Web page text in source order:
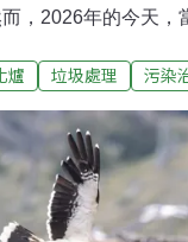
，2026年的今天，
塑膠焦味的煙霧。這
嶼的美麗，卻選擇無
央統計局（BPS）
島的外籍遊客數較去
住房率僅維持在
爐 垃圾處理 污染